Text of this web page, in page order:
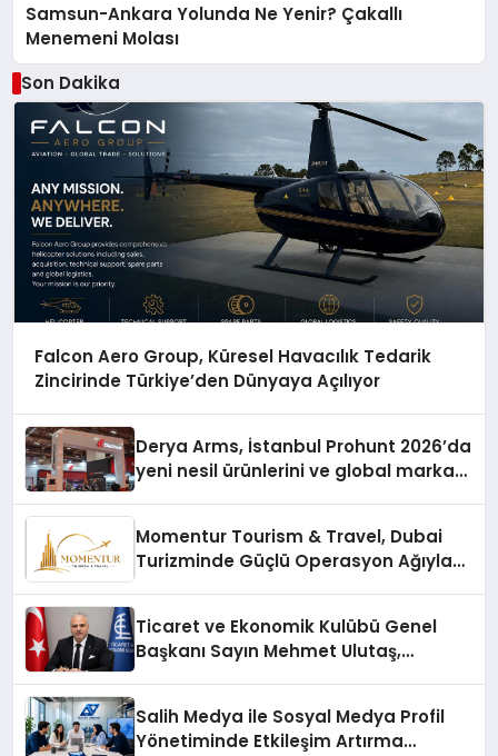
Samsun-Ankara Yolunda Ne Yenir? Çakallı
Menemeni Molası
Son Dakika
Falcon Aero Group, Küresel Havacılık Tedarik
Zincirinde Türkiye’den Dünyaya Açılıyor
Derya Arms, İstanbul Prohunt 2026’da
yeni nesil ürünlerini ve global marka
Momentur Tourism & Travel, Dubai
Turizminde Güçlü Operasyon Ağıyla
Ticaret ve Ekonomik Kulübü Genel
Başkanı Sayın Mehmet Ulutaş,
Salih Medya ile Sosyal Medya Profil
Yönetiminde Etkileşim Artırma